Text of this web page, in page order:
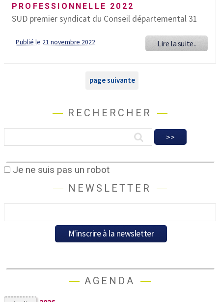
PROFESSIONNELLE 2022
SUD premier syndicat du Conseil départemental 31
Publié le 21 novembre 2022 Lire la suite..
page suivante
RECHERCHER
Je ne suis pas un robot
NEWSLETTER
AGENDA